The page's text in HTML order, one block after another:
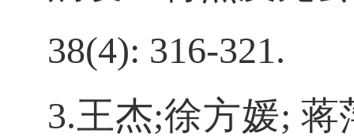
38(4): 316-321.
3.王杰;徐方媛;